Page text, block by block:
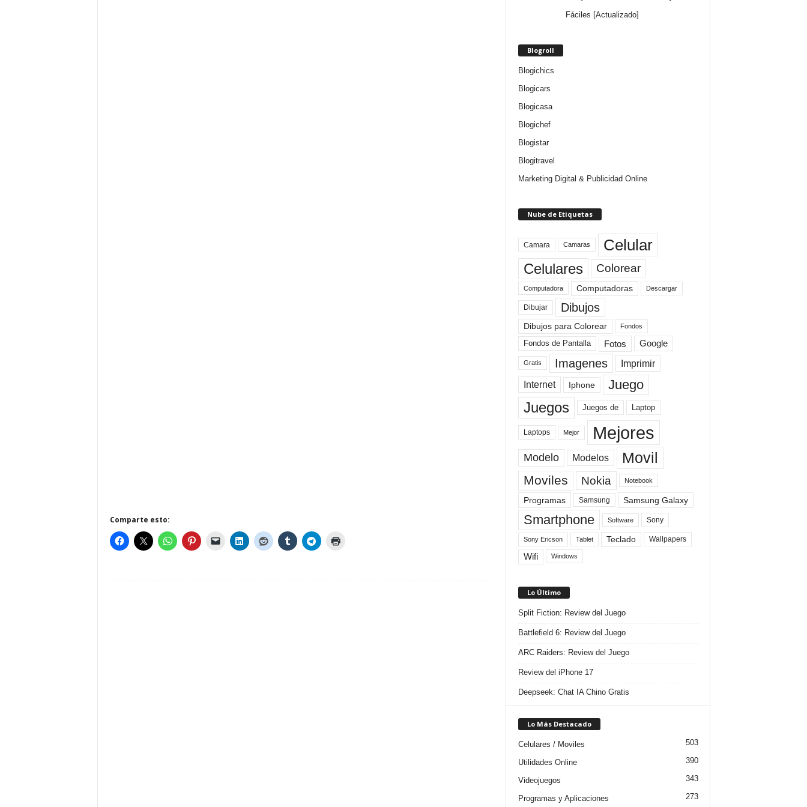
Comparte esto:
Fáciles [Actualizado]
Blogroll
Blogichics
Blogicars
Blogicasa
Blogichef
Blogistar
Blogitravel
Marketing Digital & Publicidad Online
Nube de Etiquetas
Camara Camaras Celular
Celulares Colorear
Computadora Computadoras Descargar
Dibujar Dibujos
Dibujos para Colorear Fondos
Fondos de Pantalla Fotos Google
Gratis Imagenes Imprimir
Internet Iphone Juego
Juegos Juegos de Laptop
Laptops Mejor Mejores
Modelo Modelos Movil
Moviles Nokia Notebook
Programas Samsung Samsung Galaxy
Smartphone Software Sony
Sony Ericson Tablet Teclado Wallpapers
Wifi Windows
Lo Último
Split Fiction: Review del Juego
Battlefield 6: Review del Juego
ARC Raiders: Review del Juego
Review del iPhone 17
Deepseek: Chat IA Chino Gratis
Lo Más Destacado
Celulares / Moviles 503
Utilidades Online 390
Videojuegos 343
Programas y Aplicaciones 273